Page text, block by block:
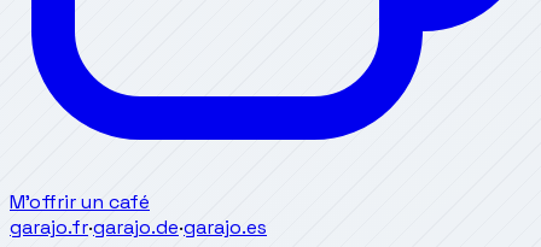
M'offrir un café
garajo.fr·garajo.de·garajo.es